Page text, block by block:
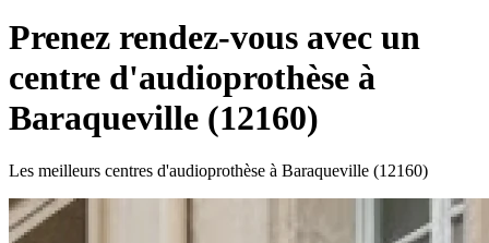
Prenez rendez-vous avec un
centre d'audioprothèse à
Baraqueville (12160)
Les meilleurs centres d'audioprothèse à Baraqueville (12160)